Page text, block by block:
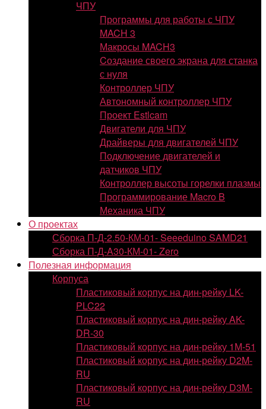
ЧПУ
Программы для работы с ЧПУ
MACH 3
Макросы MACH3
Cоздание своего экрана для станка
с нуля
Контроллер ЧПУ
Автономный контроллер ЧПУ
Проект Estlcam
Двигатели для ЧПУ
Драйверы для двигателей ЧПУ
Подключение двигателей и
датчиков ЧПУ
Контроллер высоты горелки плазмы
Программирование Macro B
Механика ЧПУ
О проектах
Сборка П-Д-2.50-КМ-01- Seeeduino SAMD21
Сборка П-Д-A30-КМ-01- Zero
Полезная информация
Корпуса
Пластиковый корпус на дин-рейку LK-
PLC22
Пластиковый корпус на дин-рейку AK-
DR-30
Пластиковый корпус на дин-рейку 1М-51
Пластиковый корпус на дин-рейку D2M-
RU
Пластиковый корпус на дин-рейку D3M-
RU